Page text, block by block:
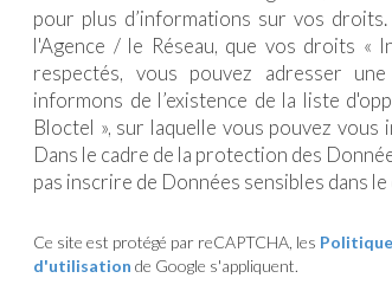
pour plus d’informations sur vos
l'Agence / le Réseau, que vos droits «
respectés, vous pouvez adresser
informons de l’existence de la liste
Bloctel », sur laquelle vous pouvez vous
Dans le cadre de la protection des
pas inscrire de Données sensibles dans
Ce site est protégé par reCAPTCHA, les
d'utilisation de Google s'appliquent.